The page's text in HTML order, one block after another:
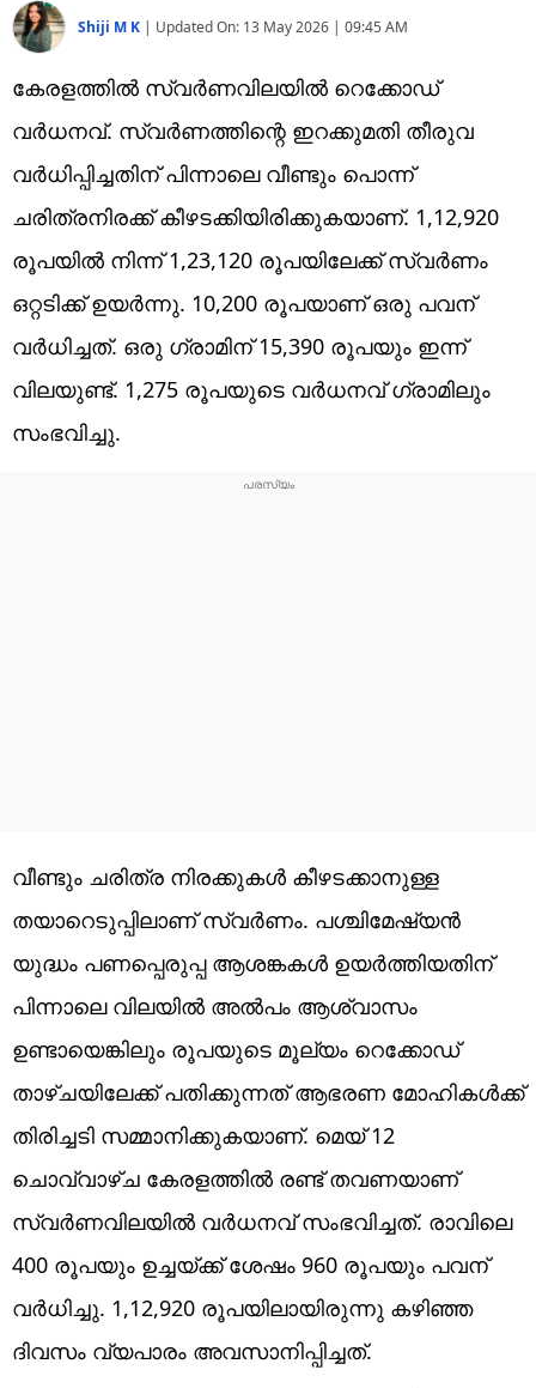
Shiji M K | Updated On: 13 May 2026 | 09:45 AM
കേരളത്തില്‍ സ്വര്‍ണവിലയില്‍ റെക്കോഡ്
വര്‍ധനവ്. സ്വര്‍ണത്തിന്റെ ഇറക്കുമതി തീരുവ
വര്‍ധിപ്പിച്ചതിന് പിന്നാലെ വീണ്ടും പൊന്ന്
ചരിത്രനിരക്ക് കീഴടക്കിയിരിക്കുകയാണ്. 1,12,920
രൂപയില്‍ നിന്ന് 1,23,120 രൂപയിലേക്ക് സ്വര്‍ണം
ഒറ്റടിക്ക് ഉയര്‍ന്നു. 10,200 രൂപയാണ് ഒരു പവന്
വര്‍ധിച്ചത്. ഒരു ഗ്രാമിന് 15,390 രൂപയും ഇന്ന്
വിലയുണ്ട്. 1,275 രൂപയുടെ വര്‍ധനവ് ഗ്രാമിലും
സംഭവിച്ചു.
വീണ്ടും ചരിത്ര നിരക്കുകള്‍ കീഴടക്കാനുള്ള
തയാറെടുപ്പിലാണ് സ്വര്‍ണം. പശ്ചിമേഷ്യന്‍
യുദ്ധം പണപ്പെരുപ്പ ആശങ്കകള്‍ ഉയര്‍ത്തിയതിന്
പിന്നാലെ വിലയില്‍ അല്‍പം ആശ്വാസം
ഉണ്ടായെങ്കിലും രൂപയുടെ മൂല്യം റെക്കോഡ്
താഴ്ചയിലേക്ക് പതിക്കുന്നത് ആഭരണ മോഹികള്‍ക്ക്
തിരിച്ചടി സമ്മാനിക്കുകയാണ്. മെയ് 12
ചൊവ്വാഴ്ച കേരളത്തില്‍ രണ്ട് തവണയാണ്
സ്വര്‍ണവിലയില്‍ വര്‍ധനവ് സംഭവിച്ചത്. രാവിലെ
400 രൂപയും ഉച്ചയ്ക്ക് ശേഷം 960 രൂപയും പവന്
വര്‍ധിച്ചു. 1,12,920 രൂപയിലായിരുന്നു കഴിഞ്ഞ
ദിവസം വ്യപാരം അവസാനിപ്പിച്ചത്.